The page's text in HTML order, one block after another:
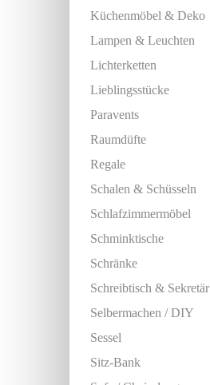
Küchenmöbel & Deko
Lampen & Leuchten
Lichterketten
Lieblingsstücke
Paravents
Raumdüfte
Regale
Schalen & Schüsseln
Schlafzimmermöbel
Schminktische
Schränke
Schreibtisch & Sekretär
Selbermachen / DIY
Sessel
Sitz-Bank